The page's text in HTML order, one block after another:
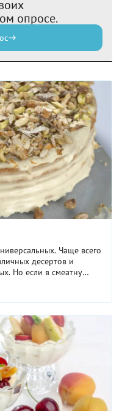
опросе.
Чаще всего
десертов и
Но если в смеатну
...